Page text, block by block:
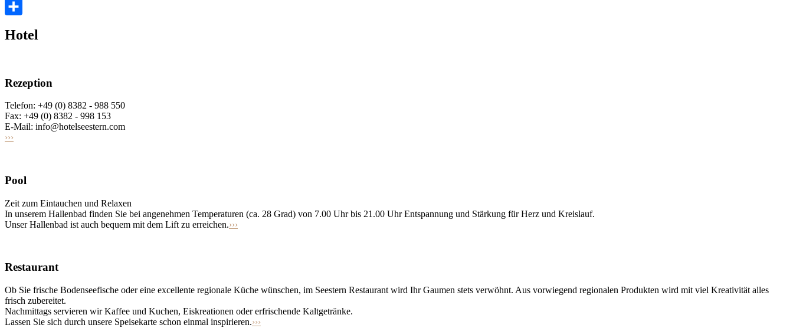
Teams
Hotel
Rezeption
Telefon: +49 (0) 8382 - 988 550
Fax: +49 (0) 8382 - 998 153
E-Mail: info@hotelseestern.com
›››
Pool
Zeit zum Eintauchen und Relaxen
In unserem Hallenbad finden Sie bei angenehmen Temperaturen (ca. 28 Grad) von 7.00 Uhr bis 21.00 Uhr Entspannung und Stärkung für Herz und Kreislauf.
Unser Hallenbad ist auch bequem mit dem Lift zu erreichen.›››
Restaurant
Ob Sie frische Bodenseefische oder eine excellente regionale Küche wünschen, im Seestern Restaurant wird Ihr Gaumen stets verwöhnt. Aus vorwiegend regionalen Produkten wird mit viel Kreativität alles
frisch zubereitet.
Nachmittags servieren wir Kaffee und Kuchen, Eiskreationen oder erfrischende Kaltgetränke.
Lassen Sie sich durch unsere Speisekarte schon einmal inspirieren.›››